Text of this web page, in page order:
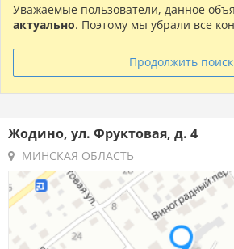
Уважаемые пользователи, данное
актуально. Поэтому мы убрали все
Продолжить поиск
Жодино, ул. Фруктовая, д. 4
МИНСКАЯ ОБЛАСТЬ